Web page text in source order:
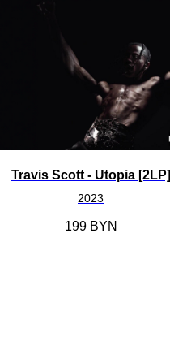
Travis Scott - Utopia [2LP]
2023
199 BYN